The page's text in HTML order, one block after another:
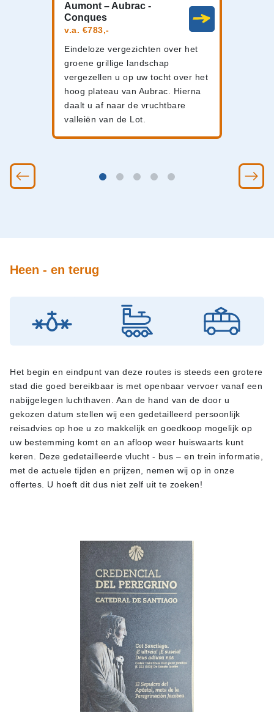
Aumont – Aubrac -
Conques
v.a. €783,-
Eindeloze vergezichten over het
groene grillige landschap
vergezellen u op uw tocht over het
hoog plateau van Aubrac. Hierna
daalt u af naar de vruchtbare
valleiën van de Lot.
Heen - en terug
Het begin en eindpunt van deze routes is steeds een grotere
stad die goed bereikbaar is met openbaar vervoer vanaf een
nabijgelegen luchthaven. Aan de hand van de door u
gekozen datum stellen wij een gedetailleerd persoonlijk
reisadvies op hoe u zo makkelijk en goedkoop mogelijk op
uw bestemming komt en an afloop weer huiswaarts kunt
keren. Deze gedetailleerde vlucht - bus – en trein informatie,
met de actuele tijden en prijzen, nemen wij op in onze
offertes. U hoeft dit dus niet zelf uit te zoeken!